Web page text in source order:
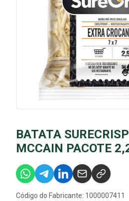
BATATA
MCCAIN PACOTE
Código do Fabricante: 1000007411